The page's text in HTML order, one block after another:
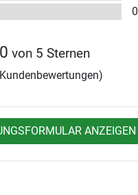
0
0 von 5 Sternen
ANZEIGEN